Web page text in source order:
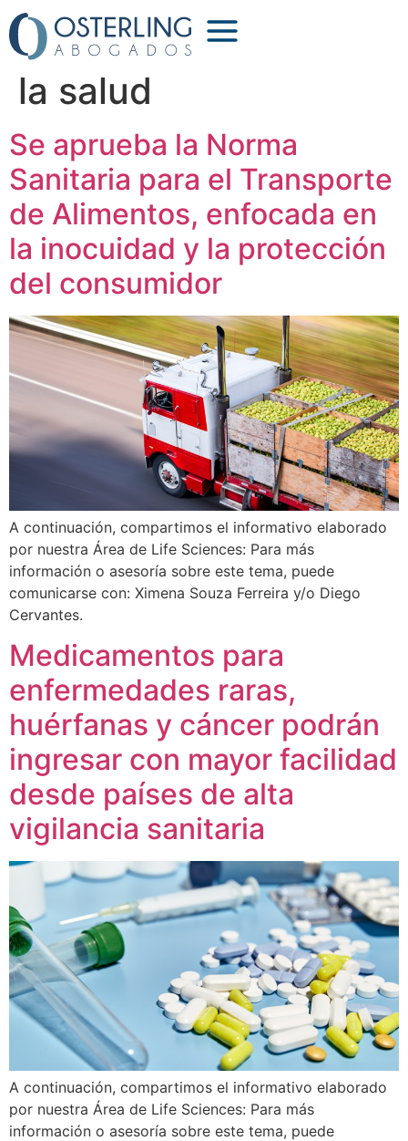
Etiqueta:derecho a
la salud
Se aprueba la Norma
Sanitaria para el Transporte
de Alimentos, enfocada en
la inocuidad y la protección
del consumidor
A continuación, compartimos el informativo elaborado
por nuestra Área de Life Sciences: Para más
información o asesoría sobre este tema, puede
comunicarse con: Ximena Souza Ferreira y/o Diego
Cervantes.
Medicamentos para
enfermedades raras,
huérfanas y cáncer podrán
ingresar con mayor facilidad
desde países de alta
vigilancia sanitaria
A continuación, compartimos el informativo elaborado
por nuestra Área de Life Sciences: Para más
información o asesoría sobre este tema, puede